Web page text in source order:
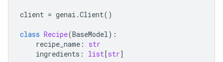
client = genai .Client()
class Recipe(BaseModel):
recipe_name :
str
ingredients : list[str]